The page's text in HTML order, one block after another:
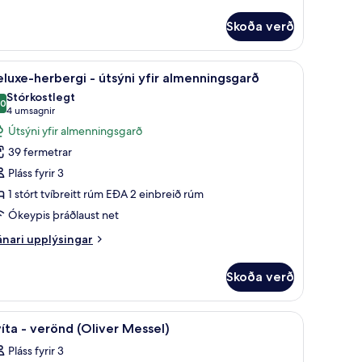
Skoða verð
í herbergi, skrifborð Deluxe-herbergi - útsýni yfir
14 herbergi - útsýni yfir almenningsgarð
af 10
Stórkostlegt
4 umsagnir
(4
umsagnir)
Útsýni yfir almenningsgarð
39 fermetrar
Pláss fyrir 3
1 stórt tvíbreitt rúm EÐA 2 einbreið rúm
Ókeypis þráðlaust net
upplýsingar
Skoða verð
spilari Svíta - verönd (Oliver Messel) | Rúmföt af
5 - verönd (Oliver Messel)
Pláss fyrir 3